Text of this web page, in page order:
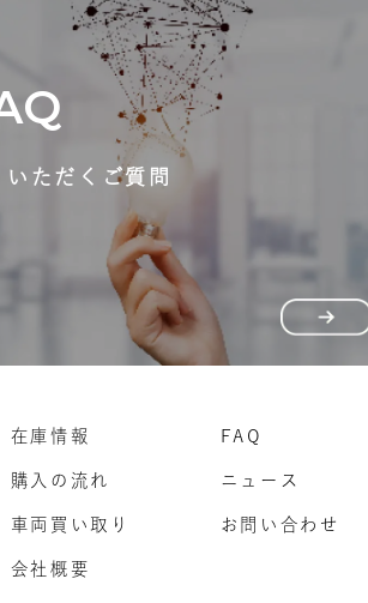
いただくご質問
在庫情報
購入の流れ
車両買い取り
会社概要
FAQ
ニュース
お問い合わせ